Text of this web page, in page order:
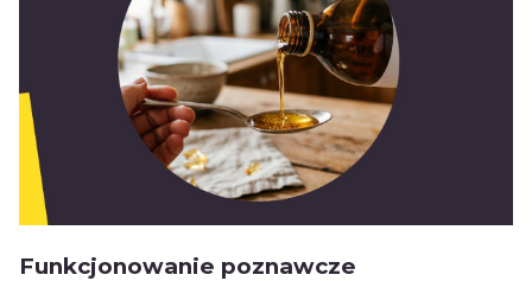
Funkcjonowanie poznawcze